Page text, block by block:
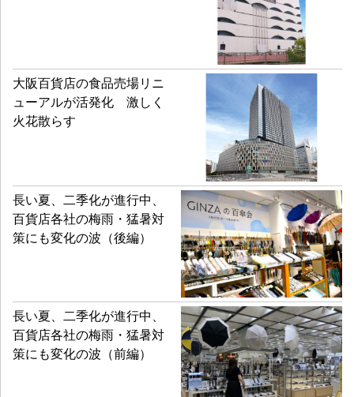
大阪百貨店の食品売場リニ
ューアルが活発化 激しく
火花散らす
長い夏、二季化が進行中、
百貨店各社の梅雨・猛暑対
策にも変化の波（後編）
長い夏、二季化が進行中、
百貨店各社の梅雨・猛暑対
策にも変化の波（前編）